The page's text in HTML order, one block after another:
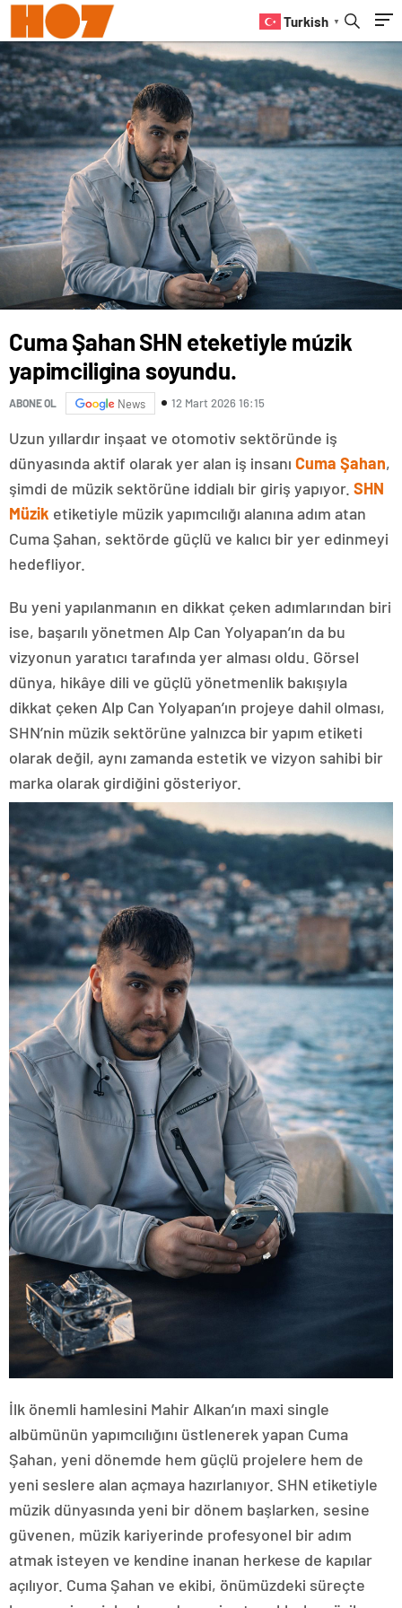
Turkish ▼
Cuma Şahan SHN eteketiyle múzik
yapimciligina soyundu.
ABONE OL News 12 Mart 2026 16:15
Uzun yıllardır inşaat ve otomotiv sektöründe iş
dünyasında aktif olarak yer alan iş insanı Cuma Şahan,
şimdi de müzik sektörüne iddialı bir giriş yapıyor. SHN
Müzik etiketiyle müzik yapımcılığı alanına adım atan
Cuma Şahan, sektörde güçlü ve kalıcı bir yer edinmeyi
hedefliyor.
Bu yeni yapılanmanın en dikkat çeken adımlarından biri
ise, başarılı yönetmen Alp Can Yolyapan’ın da bu
vizyonun yaratıcı tarafında yer alması oldu. Görsel
dünya, hikâye dili ve güçlü yönetmenlik bakışıyla
dikkat çeken Alp Can Yolyapan’ın projeye dahil olması,
SHN’nin müzik sektörüne yalnızca bir yapım etiketi
olarak değil, aynı zamanda estetik ve vizyon sahibi bir
marka olarak girdiğini gösteriyor.
İlk önemli hamlesini Mahir Alkan’ın maxi single
albümünün yapımcılığını üstlenerek yapan Cuma
Şahan, yeni dönemde hem güçlü projelere hem de
yeni seslere alan açmaya hazırlanıyor. SHN etiketiyle
müzik dünyasında yeni bir dönem başlarken, sesine
güvenen, müzik kariyerinde profesyonel bir adım
atmak isteyen ve kendine inanan herkese de kapılar
açılıyor. Cuma Şahan ve ekibi, önümüzdeki süreçte